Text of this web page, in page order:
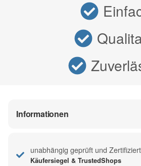
Informationen
unabhängig geprüft und Zertifiziert
Käufersiegel & TrustedShops